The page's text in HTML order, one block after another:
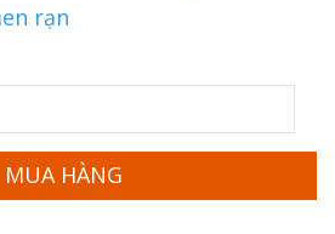
rạn
MUA HÀNG